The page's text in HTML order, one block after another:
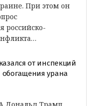
При этом он
российско-
от инспекций
урана